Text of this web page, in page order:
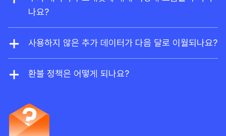
함된Ahrefs Free
나요?
사용량 기반 결제로 크레딧 및 데이터를 추가로 활성
화하면, 사용량이 플랜 한도를 초과할 때 자동으로 요
금액으로 선결제할 수도 있습니다.
사용하지 않은 추가 데이터가 다음 달로 이월되나요?
네. 보고서 크레딧, 내보내기 행 수, 크롤링 크레딧,
API 유닛 등과 같은 사용량 기반 결제(PAYG) 항목
을 10월 15일에 구매했다면 해당 크레딧은 12월 20
일에 만료됩니다. 단, 선불 한도는 항상 먼저 사용됩
환불 정책은 어떻게 되나요?
간 구독의 경우, 서비스를 사용하지 않았다면 환불을
요청할 수 있으나, 계정에서 실질적인 활동이 확인될
경우 환불이 거부될 수 있습니다.